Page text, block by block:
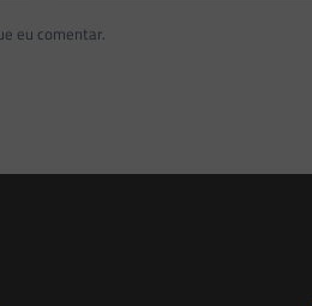
eu comentar.